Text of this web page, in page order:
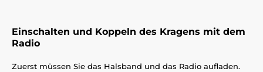
Einschalten und Koppeln des Kragens mit dem
Radio
Zuerst müssen Sie das Halsband und das Radio aufladen.